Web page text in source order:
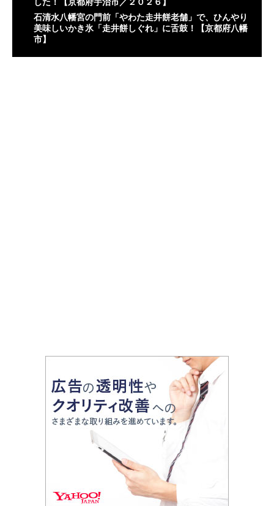
石清水八幡宮の門前「やわた走井餅老舗」で、ひんやり
美味しいかき氷「走井餅しぐれ」に舌鼓！【京都府八幡
市】